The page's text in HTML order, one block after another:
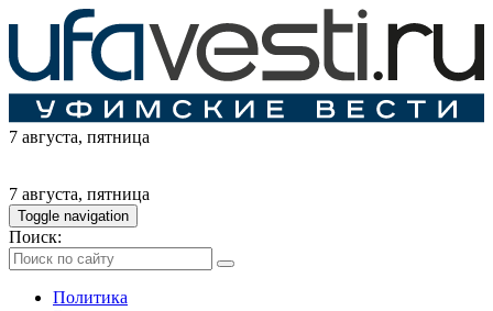
7 августа, пятница
7 августа, пятница
Toggle navigation
Поиск:
Политика